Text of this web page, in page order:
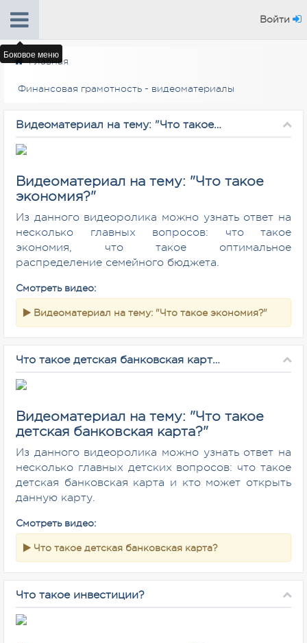
Войти
Главная
Финансовая грамотность - видеоматериалы
Видеоматериал на тему: "Что такое экономия?"
Видеоматериал на тему: "Что такое
экономия?"
Из данного видеоролика можно узнать ответ на
несколько главных вопросов: что такое
экономия, что такое оптимальное
распределение семейного бюджета.
Смотреть видео:
Видеоматериал на тему: "Что такое экономия?"
Что такое детская банковская карта?
Видеоматериал на тему: "Что такое
детская банковская карта?"
Из данного видеоролика можно узнать ответ на
несколько главных детских вопросов: что такое
детская банковская карта и кто может открыть
данную карту.
Смотреть видео:
Что такое детская банковская карта?
Что такое инвестиции?
Боковое меню